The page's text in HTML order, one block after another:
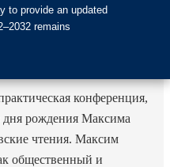
конференция,
дня рождения Максима
чтения. Максим
общественный и
to provide an updated
remains